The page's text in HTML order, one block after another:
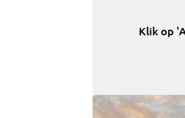
Klik op